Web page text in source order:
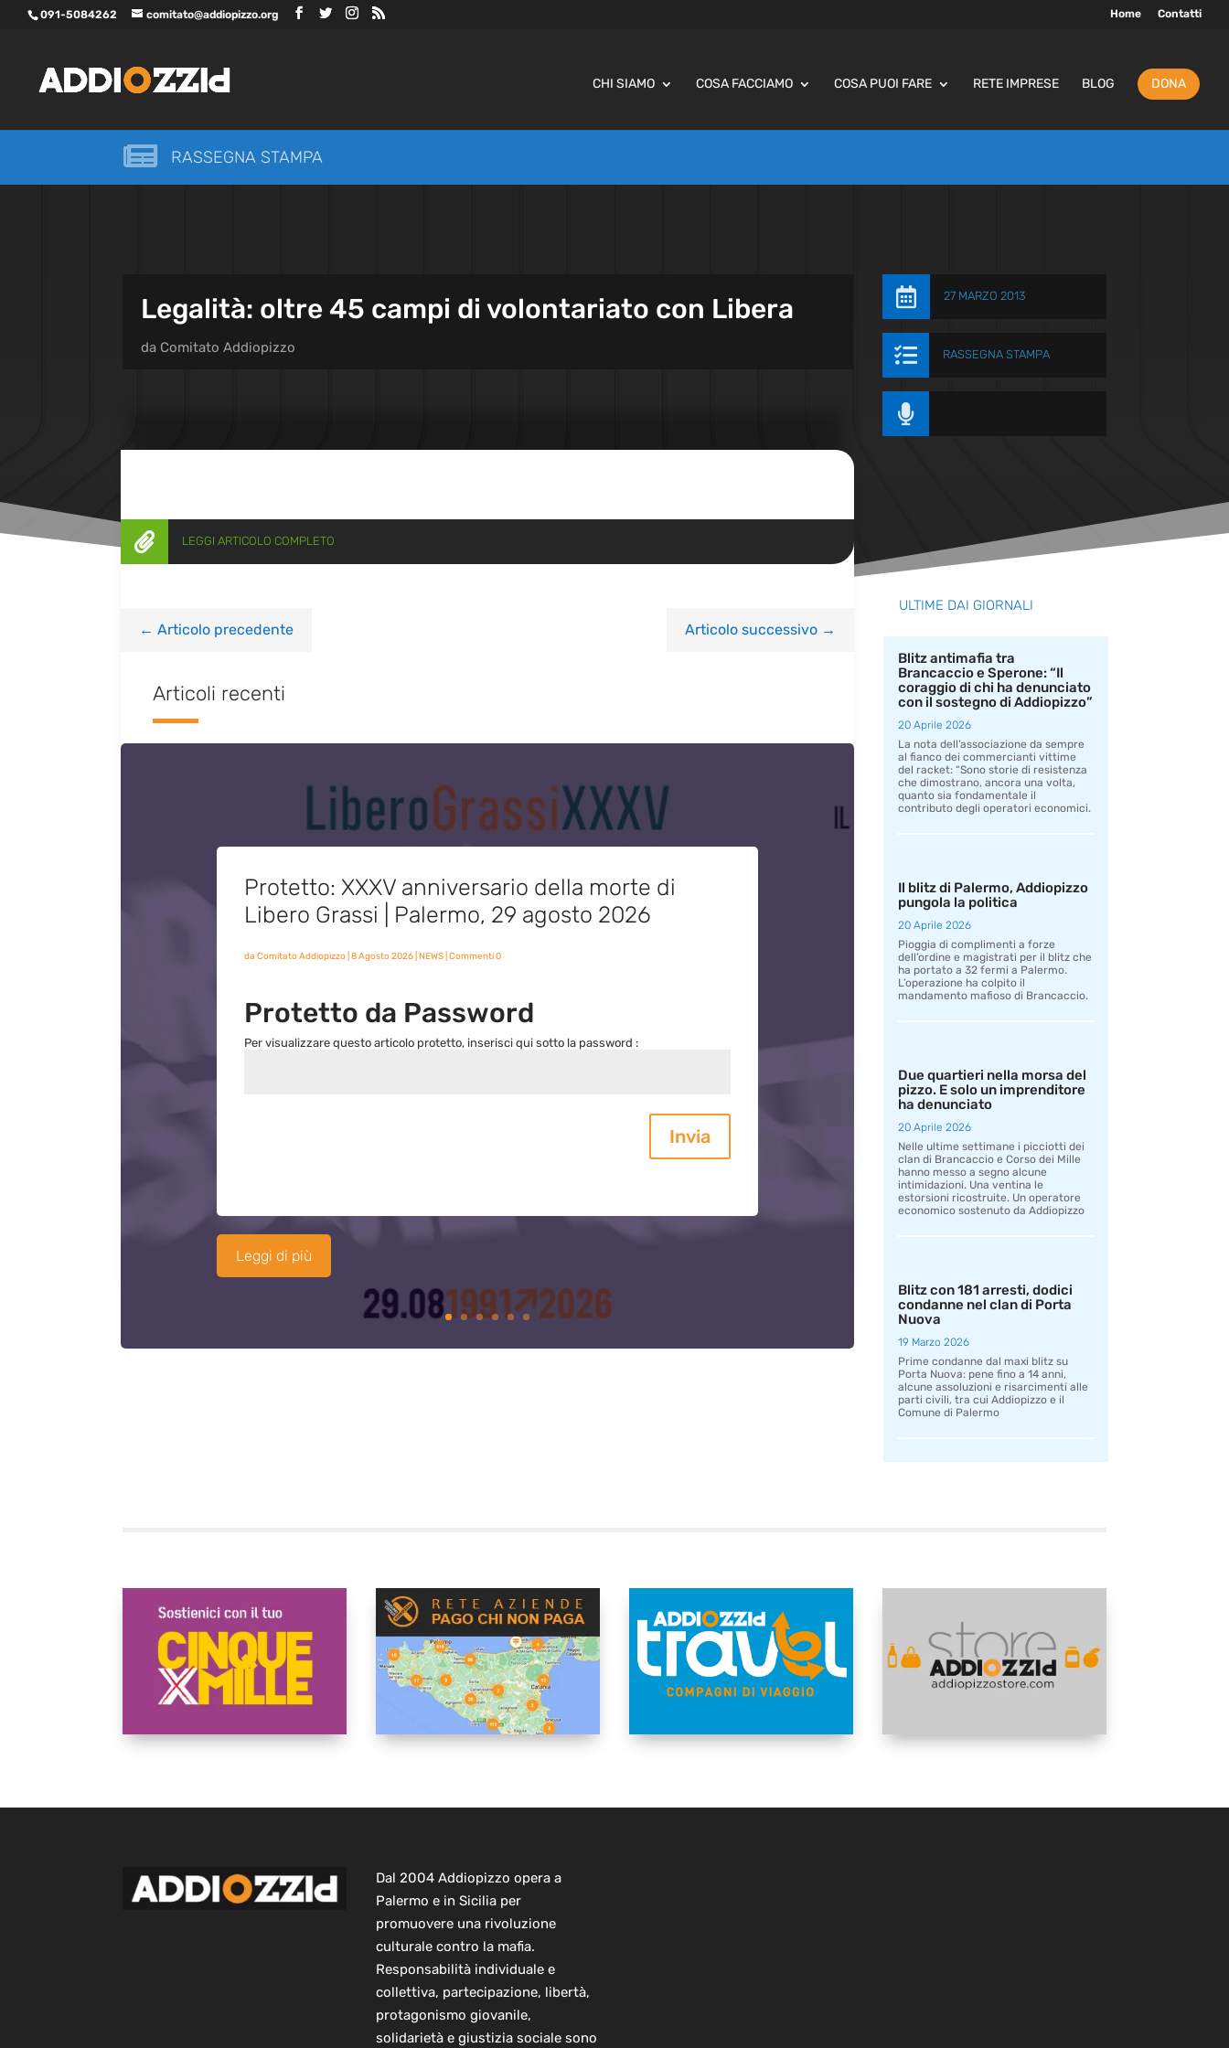
091-5084262 comitato@addiopizzo.org Home Contatti
CHI SIAMO COSA FACCIAMO COSA PUOI FARE RETE IMPRESE BLOG DONA
 RASSEGNA STAMPA
Legalità: oltre 45 campi di volontariato con Libera
da Comitato Addiopizzo
 27 MARZO 2013
 RASSEGNA STAMPA

 LEGGI ARTICOLO COMPLETO
← Articolo precedente Articolo successivo→
Articoli recenti
Protetto: XXXV anniversario della morte di
Libero Grassi | Palermo, 29 agosto 2026
da Comitato Addiopizzo| 8 Agosto 2026| NEWS| Commenti 0
Protetto da Password
Per visualizzare questo articolo protetto, inserisci qui sotto la password :
Invia
Leggi di più
ULTIME DAI GIORNALI
Blitz antimafia tra
Brancaccio e Sperone: “Il
coraggio di chi ha denunciato
con il sostegno di Addiopizzo”
20 Aprile 2026
La nota dell’associazione da sempre
al fianco dei commercianti vittime
del racket: “Sono storie di resistenza
che dimostrano, ancora una volta,
quanto sia fondamentale il
contributo degli operatori economici.
Il blitz di Palermo, Addiopizzo
pungola la politica
20 Aprile 2026
Pioggia di complimenti a forze
dell’ordine e magistrati per il blitz che
ha portato a 32 fermi a Palermo.
L’operazione ha colpito il
mandamento mafioso di Brancaccio.
Due quartieri nella morsa del
pizzo. E solo un imprenditore
ha denunciato
20 Aprile 2026
Nelle ultime settimane i picciotti dei
clan di Brancaccio e Corso dei Mille
hanno messo a segno alcune
intimidazioni. Una ventina le
estorsioni ricostruite. Un operatore
economico sostenuto da Addiopizzo
Blitz con 181 arresti, dodici
condanne nel clan di Porta
Nuova
19 Marzo 2026
Prime condanne dal maxi blitz su
Porta Nuova: pene fino a 14 anni,
alcune assoluzioni e risarcimenti alle
parti civili, tra cui Addiopizzo e il
Comune di Palermo
Dal 2004 Addiopizzo opera a
Palermo e in Sicilia per
promuovere una rivoluzione
culturale contro la mafia.
Responsabilità individuale e
collettiva, partecipazione, libertà,
protagonismo giovanile,
solidarietà e giustizia sociale sono